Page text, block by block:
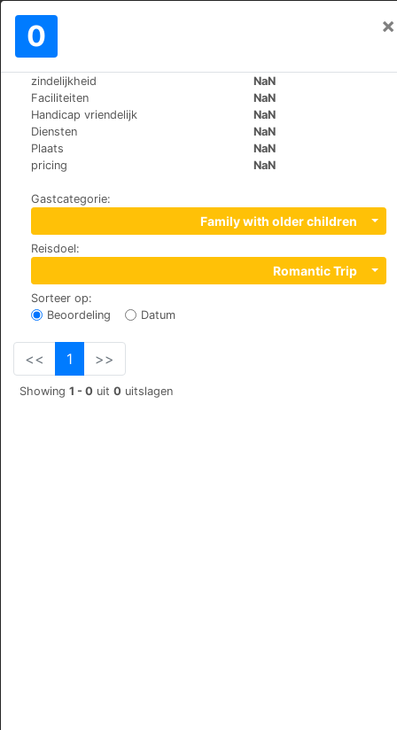
0 ×
zindelijkheid
NaN
Faciliteiten
NaN
Handicap vriendelijk
NaN
Diensten
NaN
Plaats
NaN
pricing
NaN
Gastcategorie:
Family with older children
Reisdoel:
Romantic Trip
Sorteer op:
Beoordeling
Datum
<< 1 >>
Showing 1 - 0 uit 0 uitslagen
Wereld>Saudi-Arabia
Swiss Blue
+966 (0)541384986
3971 Abdullah Kadhim, Al-Zahra'a,Zahra district,